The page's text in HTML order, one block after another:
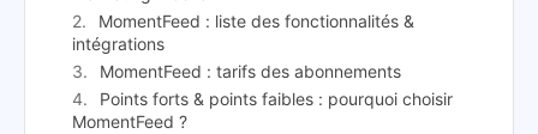
MomentFeed : liste des fonctionnalités &
intégrations
MomentFeed : tarifs des abonnements
Points forts & points faibles : pourquoi choisir
MomentFeed ?